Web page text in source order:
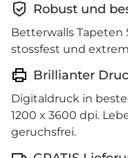
Robust und
Betterwalls Tapeten
stossfest und
Brillianter
Digitaldruck in
1200 x 3600 dpi.
geruchsfrei.